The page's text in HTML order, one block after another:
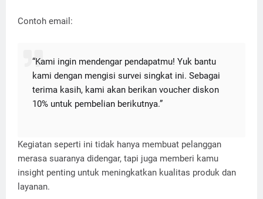
Contoh email:
“Kami ingin mendengar pendapatmu! Yuk bantu
kami dengan mengisi survei singkat ini. Sebagai
terima kasih, kami akan berikan voucher diskon
10% untuk pembelian berikutnya.”
Kegiatan seperti ini tidak hanya membuat pelanggan
merasa suaranya didengar, tapi juga memberi kamu
insight penting untuk meningkatkan kualitas produk dan
layanan.